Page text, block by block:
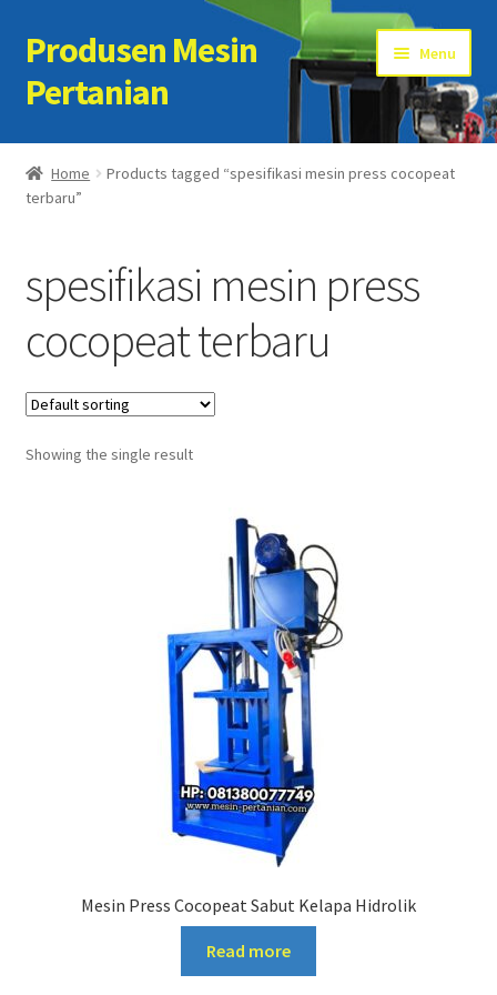
Skip
to
navigation
Skip
to
content
Produsen Mesin
Pertanian
Menu
Home
Artikel
Checkout
Home
Products tagged “spesifikasi mesin press cocopeat
terbaru”
spesifikasi mesin press
cocopeat terbaru
Showing the single result
Mesin Press Cocopeat Sabut Kelapa Hidrolik
Read more